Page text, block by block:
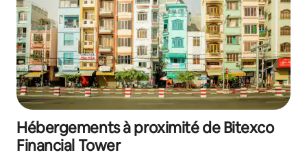
Hébergements à proximité de Bitexco
Financial Tower